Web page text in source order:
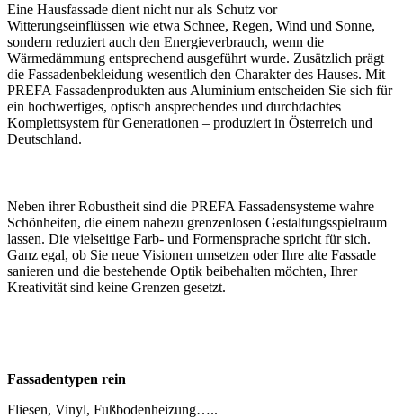
Eine Hausfassade dient nicht nur als Schutz vor
Witterungseinflüssen wie etwa Schnee, Regen, Wind und Sonne,
sondern reduziert auch den Energieverbrauch, wenn die
Wärmedämmung entsprechend ausgeführt wurde. Zusätzlich prägt
die Fassadenbekleidung wesentlich den Charakter des Hauses. Mit
PREFA Fassadenprodukten aus Aluminium entscheiden Sie sich für
ein hochwertiges, optisch ansprechendes und durchdachtes
Komplettsystem für Generationen – produziert in Österreich und
Deutschland.
Neben ihrer Robustheit sind die PREFA Fassadensysteme wahre
Schönheiten, die einem nahezu grenzenlosen Gestaltungsspielraum
lassen. Die vielseitige Farb- und Formensprache spricht für sich.
Ganz egal, ob Sie neue Visionen umsetzen oder Ihre alte Fassade
sanieren und die bestehende Optik beibehalten möchten, Ihrer
Kreativität sind keine Grenzen gesetzt.
Fassadentypen rein
Fliesen, Vinyl, Fußbodenheizung…..